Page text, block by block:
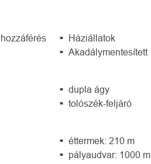
Háziállatok
Akadálymentesített
dupla ágy
tolószék-feljáró
éttermek: 210 m
pályaudvar: 1000 m